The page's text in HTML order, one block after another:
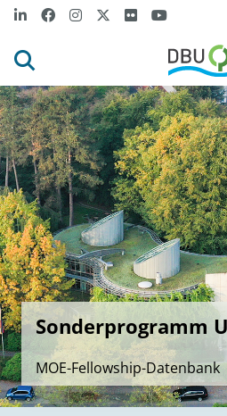
Sonderprogramm
MOE-Fellowship-Datenbank